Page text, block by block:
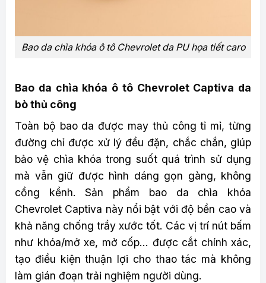
Bao da chìa khóa ô tô Chevrolet da PU họa tiết caro
Bao da chìa khóa ô tô Chevrolet Captiva da
bò thủ công
Toàn bộ bao da được may thủ công tỉ mỉ, từng
đường chỉ được xử lý đều đặn, chắc chắn, giúp
bảo vệ chìa khóa trong suốt quá trình sử dụng
mà vẫn giữ được hình dáng gọn gàng, không
cồng kềnh. Sản phẩm bao da chìa khóa
Chevrolet Captiva này nổi bật với độ bền cao và
khả năng chống trầy xước tốt. Các vị trí nút bấm
như khóa/mở xe, mở cốp… được cắt chính xác,
tạo điều kiện thuận lợi cho thao tác mà không
làm gián đoạn trải nghiệm người dùng.